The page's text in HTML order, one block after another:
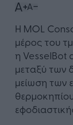
Η MOL
μέρος του
η VesselBot
μεταξύ των
μείωση των